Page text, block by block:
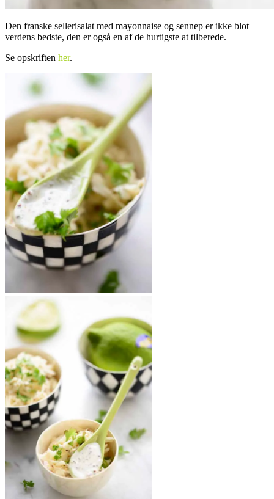
Den franske sellerisalat med mayonnaise og sennep er ikke blot
verdens bedste, den er også en af de hurtigste at tilberede.
Se opskriften her.